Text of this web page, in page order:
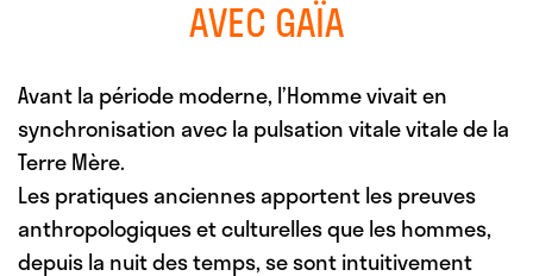
AVEC GAÏA
Avant la période moderne, l’Homme vivait en
synchronisation avec la pulsation vitale vitale de la
Terre Mère.
Les pratiques anciennes apportent les preuves
anthropologiques et culturelles que les hommes,
depuis la nuit des temps, se sont intuitivement